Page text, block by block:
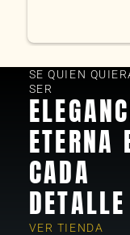
SE QUIEN
SER
ETERNA
CADA
DETALLE
VER TIENDA